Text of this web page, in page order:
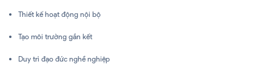
Thiết kế hoạt động nội bộ
Tạo môi trường gắn kết
Duy trì đạo đức nghề nghiệp